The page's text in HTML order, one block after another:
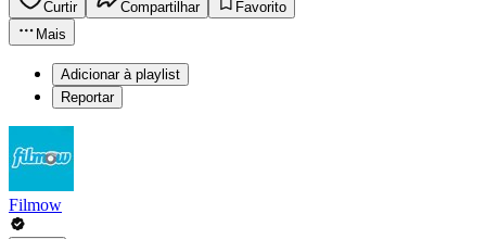
Curtir Compartilhar
Favorito
Mais
Adicionar à playlist
Reportar
Filmow